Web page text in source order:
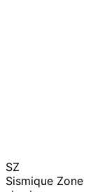
SZ
Sismique Zone